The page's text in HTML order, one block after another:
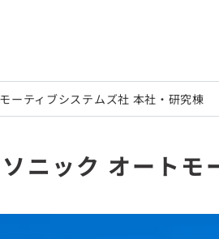
ーティブシステムズ社 本社・研究棟
ニック オートモ